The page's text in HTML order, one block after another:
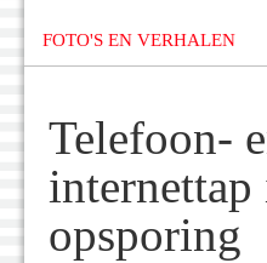
FOTO'S EN VERHALEN
Telefoon-
internettap
opsporing